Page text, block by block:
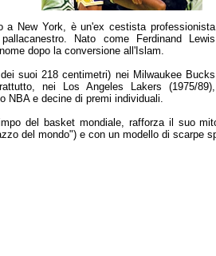
a New York, è un'ex cestista professionista
Nato come Ferdinand Lewis
dopo la conversione all'Islam.
suoi 218 centimetri) nei Milwaukee Bucks
nei Los Angeles Lakers (1975/89),
NBA e decine di premi individuali.
del basket mondiale, rafforza il suo
del mondo") e con un modello di scarpe